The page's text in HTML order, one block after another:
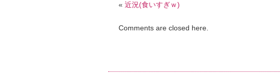
« 近況(食いすぎｗ)
Comments are closed here.